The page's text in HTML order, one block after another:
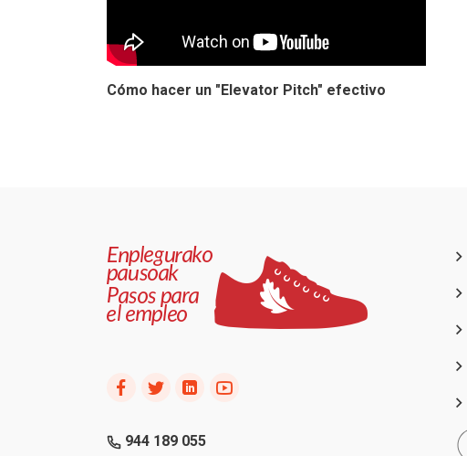
Cómo hacer un "Elevator Pitch" efectivo
944 189 055